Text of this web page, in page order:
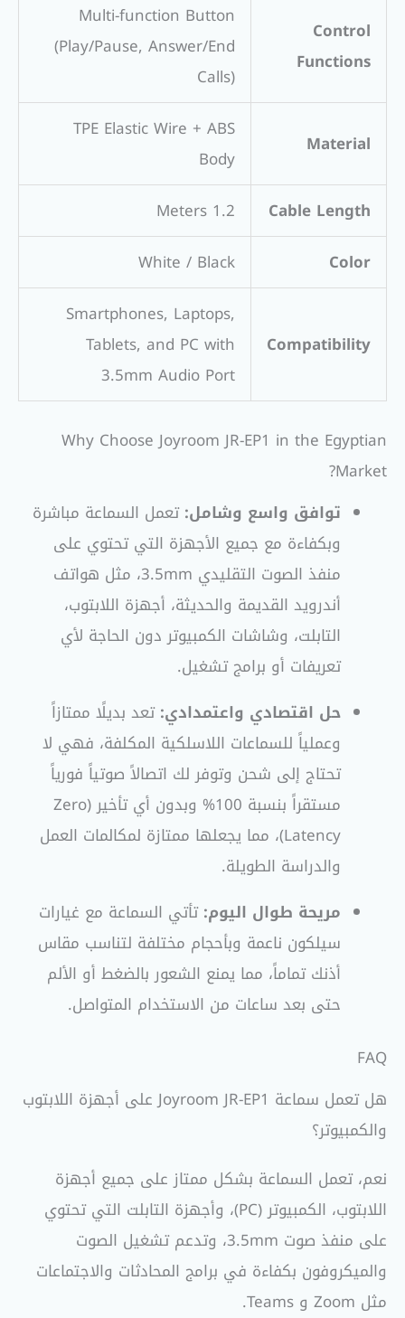
Control
Functions
Multi-function Button
(Play/Pause, Answer/End
Calls)
Material
TPE Elastic Wire + ABS
Body
Cable Length
1.2 Meters
Color
White / Black
Compatibility
Smartphones, Laptops,
Tablets, and PC with
3.5mm Audio Port
Why Choose Joyroom JR-EP1 in the Egyptian
Market?
توافق واسع وشامل:تعمل السماعة مباشرة
وبكفاءة مع جميع الأجهزة التي تحتوي على
منفذ الصوت التقليدي 3.5mm، مثل هواتف
أندرويد القديمة والحديثة، أجهزة اللابتوب،
التابلت، وشاشات الكمبيوتر دون الحاجة لأي
تعريفات أو برامج تشغيل.
حل اقتصادي واعتمدادي:تعد بديلًا ممتازاً
وعملياً للسماعات اللاسلكية المكلفة، فهي لا
تحتاج إلى شحن وتوفر لك اتصالاً صوتياً فورياً
مستقراً بنسبة 100% وبدون أي تأخير (Zero
Latency)، مما يجعلها ممتازة لمكالمات العمل
والدراسة الطويلة.
مريحة طوال اليوم:تأتي السماعة مع غيارات
سيلكون ناعمة وبأحجام مختلفة لتناسب مقاس
أذنك تماماً، مما يمنع الشعور بالضغط أو الألم
حتى بعد ساعات من الاستخدام المتواصل.
FAQ
هل تعمل سماعة Joyroom JR-EP1 على أجهزة اللابتوب
والكمبيوتر؟
نعم، تعمل السماعة بشكل ممتاز على جميع أجهزة
اللابتوب، الكمبيوتر (PC)، وأجهزة التابلت التي تحتوي
على منفذ صوت 3.5mm، وتدعم تشغيل الصوت
والميكروفون بكفاءة في برامج المحادثات والاجتماعات
مثل Zoom و Teams.